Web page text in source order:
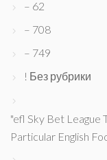
– 62
– 708
– 749
! Без рубрики
"efl Sky Bet League
Particular English